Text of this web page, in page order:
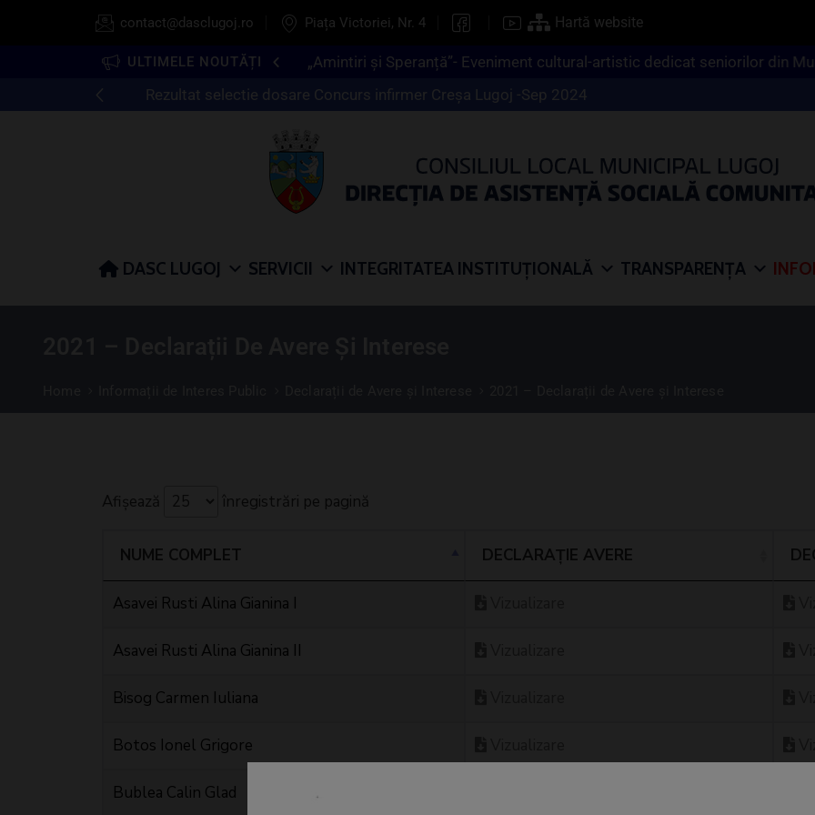
contact@dasclugoj.ro Piața Victoriei, Nr. 4 Hartă website
ULTIMELE NOUTĂȚI „Amintiri și Speranță”- Eveniment cultural-artistic dedicat seniorilor din
Rezultat selectie dosare Concurs infirmer Creşa Lugoj -Sep 2024
DASC LUGOJ SERVICII INTEGRITATEA INSTITUȚIONALĂ TRANSPARENȚA
Afișează înregistrări pe pagină
NUME COMPLET DECLARAȚIE AVERE
Asavei Rusti Alina Gianina I
Asavei Rusti Alina Gianina II
Bisog Carmen Iuliana
Botos Ionel Grigore
Bublea Calin Glad